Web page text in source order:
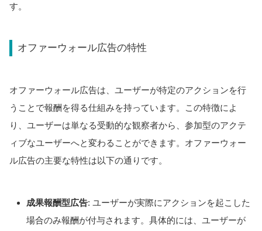
す。
オファーウォール広告の特性
オファーウォール広告は、ユーザーが特定のアクションを行
うことで報酬を得る仕組みを持っています。この特徴によ
り、ユーザーは単なる受動的な観察者から、参加型のアクテ
ィブなユーザーへと変わることができます。オファーウォー
ル広告の主要な特性は以下の通りです。
成果報酬型広告: ユーザーが実際にアクションを起こした
場合のみ報酬が付与されます。具体的には、ユーザーが